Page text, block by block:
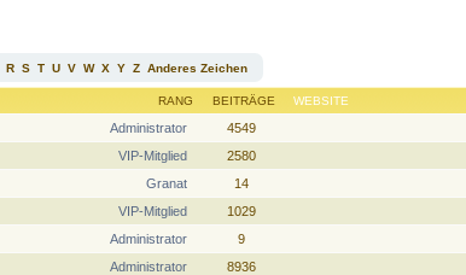
R S T U V W X Y Z Anderes Zeichen
RANG BEITRÄGE WEBSITE
Administrator 4549
VIP-Mitglied
2580
Granat
14
VIP-Mitglied
1029
Administrator
9
Administrator
8936